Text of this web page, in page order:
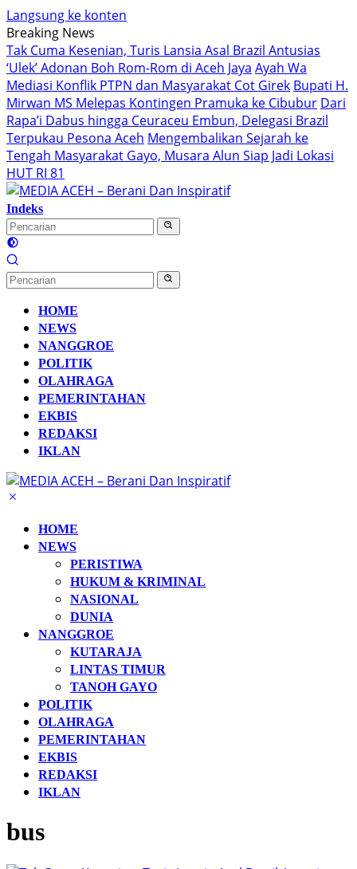
Langsung ke konten
Breaking News
Tak Cuma Kesenian, Turis Lansia Asal Brazil Antusias
‘Ulek’ Adonan Boh Rom-Rom di Aceh Jaya Ayah Wa
Mediasi Konflik PTPN dan Masyarakat Cot Girek Bupati H.
Mirwan MS Melepas Kontingen Pramuka ke Cibubur Dari
Rapa’i Dabus hingga Ceuraceu Embun, Delegasi Brazil
Terpukau Pesona Aceh Mengembalikan Sejarah ke
Tengah Masyarakat Gayo, Musara Alun Siap Jadi Lokasi
HUT RI 81
Indeks
HOME
NEWS
NANGGROE
POLITIK
OLAHRAGA
PEMERINTAHAN
EKBIS
REDAKSI
IKLAN
HOME
NEWS
PERISTIWA
HUKUM & KRIMINAL
NASIONAL
DUNIA
NANGGROE
KUTARAJA
LINTAS TIMUR
TANOH GAYO
POLITIK
OLAHRAGA
PEMERINTAHAN
EKBIS
REDAKSI
IKLAN
bus